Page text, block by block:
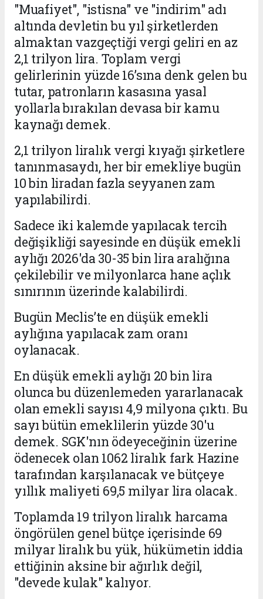
"Muafiyet", "istisna" ve "indirim" adı
altında devletin bu yıl şirketlerden
almaktan vazgeçtiği vergi geliri en az
2,1 trilyon lira. Toplam vergi
gelirlerinin yüzde 16’sına denk gelen bu
tutar, patronların kasasına yasal
yollarla bırakılan devasa bir kamu
kaynağı demek.
2,1 trilyon liralık vergi kıyağı şirketlere
tanınmasaydı, her bir emekliye bugün
10 bin liradan fazla seyyanen zam
yapılabilirdi.
Sadece iki kalemde yapılacak tercih
değişikliği sayesinde en düşük emekli
aylığı 2026'da 30-35 bin lira aralığına
çekilebilir ve milyonlarca hane açlık
sınırının üzerinde kalabilirdi.
Bugün Meclis’te en düşük emekli
aylığına yapılacak zam oranı
oylanacak.
En düşük emekli aylığı 20 bin lira
olunca bu düzenlemeden yararlanacak
olan emekli sayısı 4,9 milyona çıktı. Bu
sayı bütün emeklilerin yüzde 30'u
demek. SGK'nın ödeyeceğinin üzerine
ödenecek olan 1062 liralık fark Hazine
tarafından karşılanacak ve bütçeye
yıllık maliyeti 69,5 milyar lira olacak.
Toplamda 19 trilyon liralık harcama
öngörülen genel bütçe içerisinde 69
milyar liralık bu yük, hükümetin iddia
ettiğinin aksine bir ağırlık değil,
"devede kulak" kalıyor.